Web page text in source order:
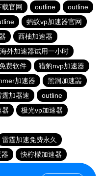
官网 outline
outline
蚂蚁vp加速器官网
西柚加速器
海外加速器试用一小时
费软件
猎豹nvp加速器
加速器
黑洞加速噐
霆加器速
outline
器
极光vp加速器
雷霆加速免费永久
快柠檬加速器